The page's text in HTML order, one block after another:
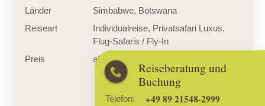
Reiseberatung und
Buchung
Telefon: +49 89 21548-2999
Länder
Simbabwe, Botswana
Reiseart
Individualreise, Privatsafari Luxus,
Flug-Safaris / Fly-In
Preis
ab € 17.915,- p. P.
zum Angebot